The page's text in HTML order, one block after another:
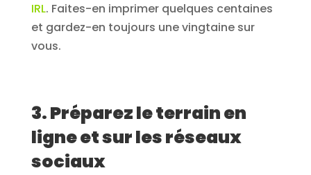
IRL. Faites-en imprimer quelques centaines
et gardez-en toujours une vingtaine sur
vous.
3. Préparez le terrain en
ligne et sur les réseaux
sociaux